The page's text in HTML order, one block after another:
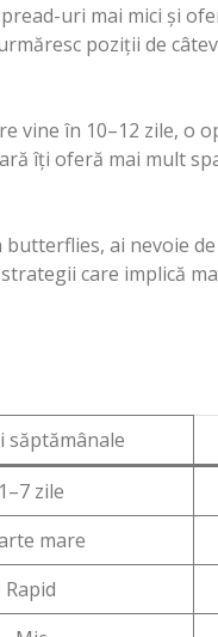
uri mai mici și
poziții de
vine în 10–12 zile, o
îți oferă mai mult
ai nevoie
care implică
săptămânale
1–7 zile
mare
Rapid